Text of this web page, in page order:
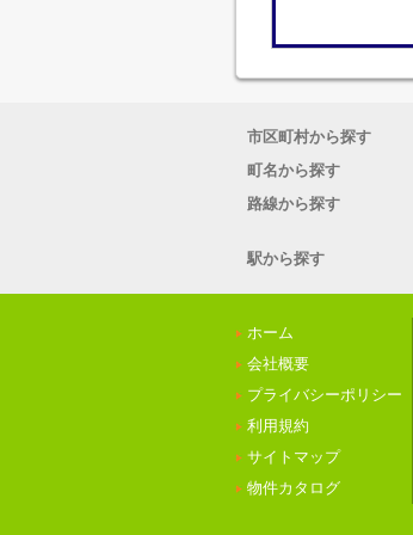
市区町村から探す
町名から探す
路線から探す
駅から探す
ホーム
会社概要
プライバシーポリシー
利用規約
サイトマップ
物件カタログ